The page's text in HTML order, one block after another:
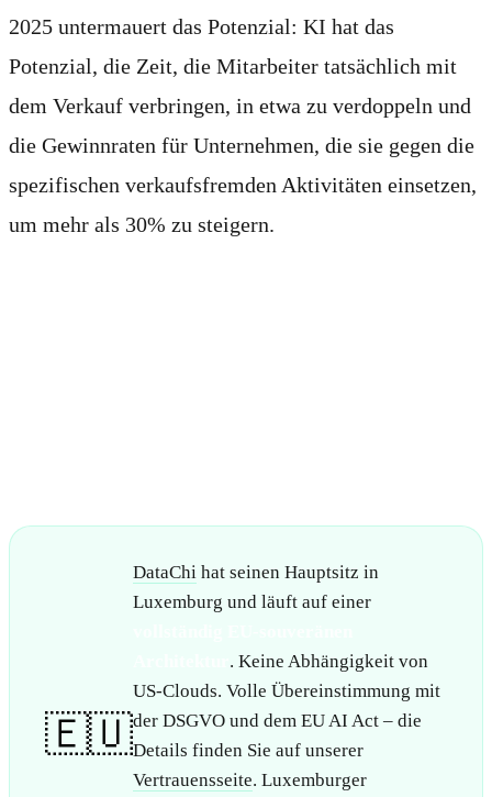
2025 untermauert das Potenzial: KI hat das
Potenzial, die Zeit, die Mitarbeiter tatsächlich mit
dem Verkauf verbringen, in etwa zu verdoppeln und
die Gewinnraten für Unternehmen, die sie gegen die
spezifischen verkaufsfremden Aktivitäten einsetzen,
um mehr als 30% zu steigern.
🇪🇺
DataChi hat seinen Hauptsitz in
Luxemburg und läuft auf einer
. Keine Abhängigkeit von
US-Clouds. Volle Übereinstimmung mit
der DSGVO und dem EU AI Act – die
Details finden Sie auf unserer
Vertrauensseite. Luxemburger